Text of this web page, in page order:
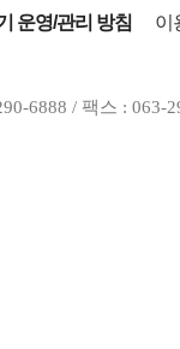
운영/관리 방침
이
6888 / 팩스 : 063-